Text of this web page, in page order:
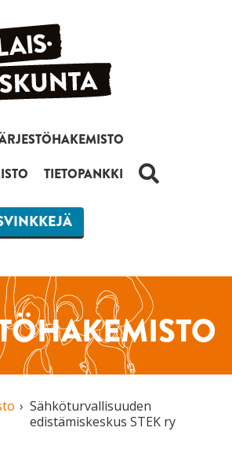
TIETOPANKKI HAKU
Sähköturvallisuuden
edistämiskeskus STEK ry